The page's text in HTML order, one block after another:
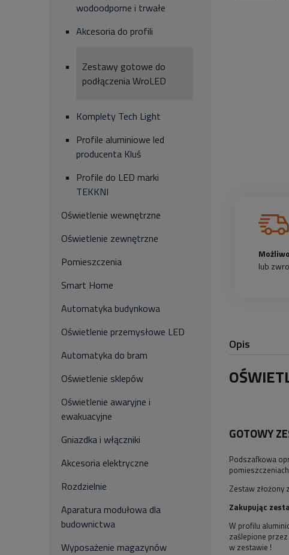
wodoodporne i trwałe
Akcesoria do profili
Zestawy gotowe do
podłączenia WroLED
Komplety Tech Light
Profile aluminiowe led
producenta Kluś
Profile do LED marki
TEKKNI
Oświetlenie wewnętrzne
Oświetlenie zewnętrzne
Pomieszczenia
Smart Home
Automatyka budynkowa
Oświetlenie przemysłowe LED
Automatyka do bram
Oświetlenie sklepów
Oświetlenie awaryjne i
ewakuacyjne
Gniazdka i włączniki
Akcesoria elektryczne
Rozdzielnie
Aparatura modułowa dla
budownictwa
Wyposażenie magazynów
lub
Opis
GOTOWY
Podszafkowa
Zestaw złożony
Zakupując
W profilu
zaślepione
w zestawie !